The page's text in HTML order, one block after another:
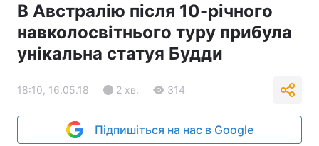
В Австралію після 10-річного
навколосвітнього туру прибула
унікальна статуя Будди
18:10, 16.05.18 2 хв. 314
Підпишіться на нас в Google